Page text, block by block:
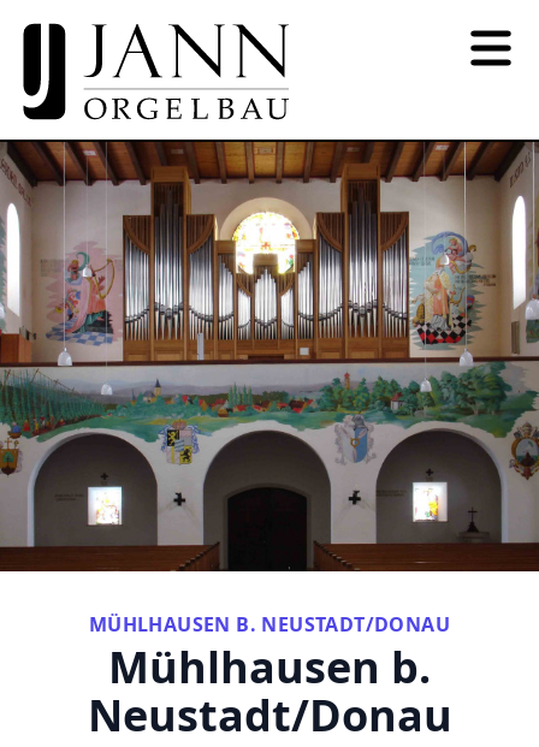
MÜHLHAUSEN B. NEUSTADT/DONAU
Mühlhausen b.
Neustadt/Donau